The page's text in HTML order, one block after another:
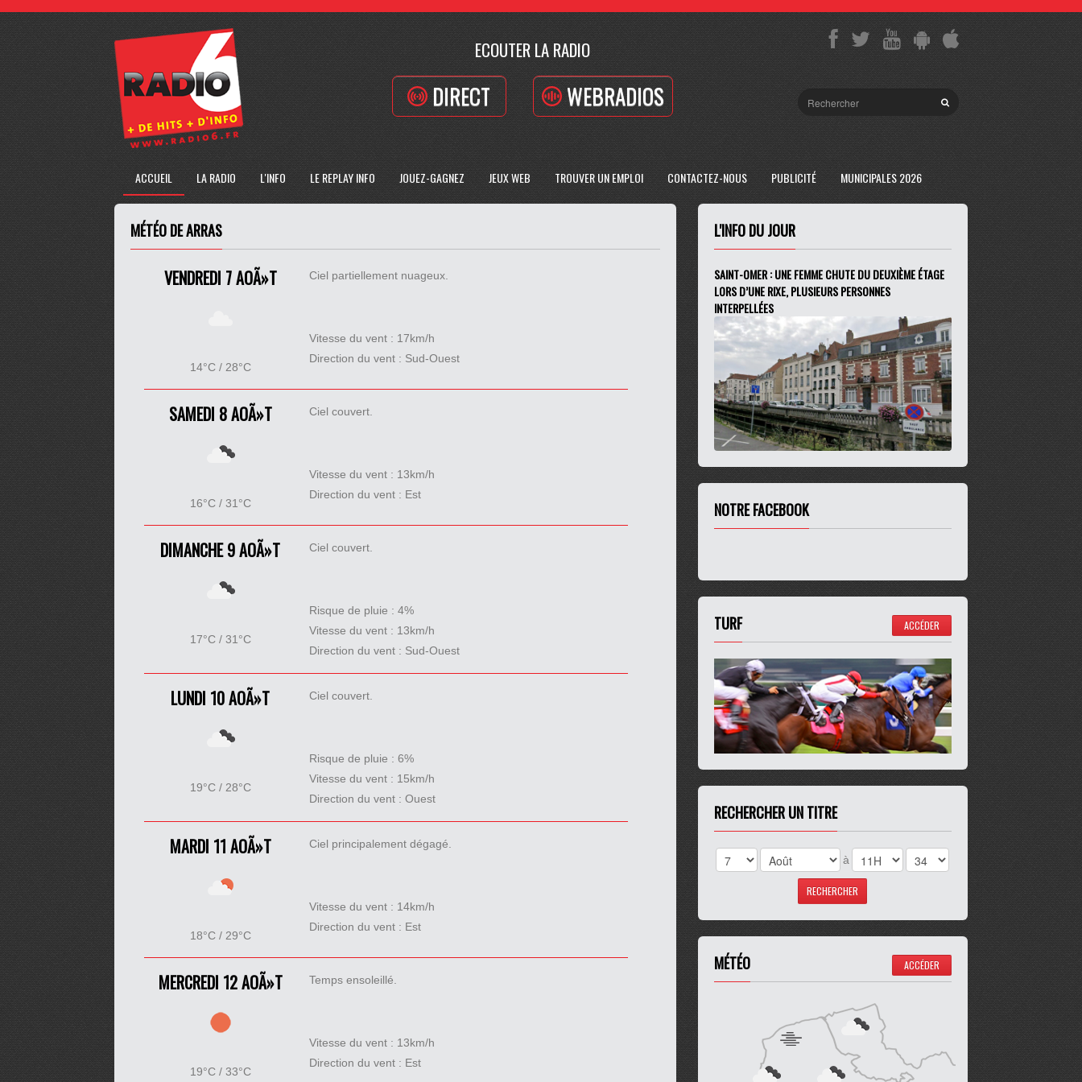
ECOUTER LA RADIO
DIRECT WEBRADIOS
ACCUEIL LA RADIO L'INFO LE REPLAY INFO JOUEZ-GAGNEZ JEUX WEB TROUVER UN EMPLOI CONTACTEZ-NOUS PUBLICITÉ MUNICIPALES 2026
MÉTÉO DE ARRAS
VENDREDI 7 AOÃ»T
14°C / 28°C
Ciel partiellement nuageux.
Vitesse du vent : 17km/h
Direction du vent : Sud-Ouest
SAMEDI 8 AOÃ»T
16°C / 31°C
Ciel couvert.
Vitesse du vent : 13km/h
Direction du vent : Est
DIMANCHE 9 AOÃ»T
17°C / 31°C
Ciel couvert.
Risque de pluie :4%
Vitesse du vent : 13km/h
Direction du vent : Sud-Ouest
LUNDI 10 AOÃ»T
19°C / 28°C
Ciel couvert.
Risque de pluie :6%
Vitesse du vent : 15km/h
Direction du vent :Ouest
MARDI 11 AOÃ»T
18°C / 29°C
Ciel principalement dégagé.
Vitesse du vent : 14km/h
Direction du vent : Est
MERCREDI 12 AOÃ»T
19°C / 33°C
Temps ensoleillé.
Vitesse du vent : 13km/h
Direction du vent : Est
L'INFO DU JOUR
SAINT-OMER : UNE FEMME CHUTE DU DEUXIÈME ÉTAGE
LORS D’UNE RIXE, PLUSIEURS PERSONNES
INTERPELLÉES
NOTRE FACEBOOK
TURF ACCÉDER
RECHERCHER UN TITRE
à
MÉTÉO ACCÉDER